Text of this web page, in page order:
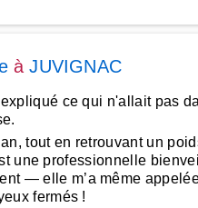
àJUVIGNAC
ce qui n'allait pas
tout en retrouvant un
une professionnelle
— elle m’a même
fermés !